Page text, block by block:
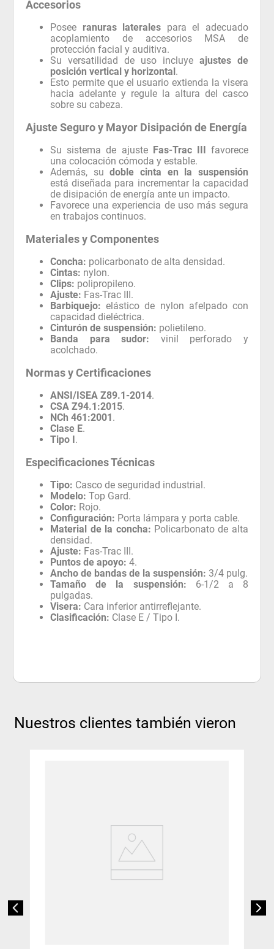
Accesorios
Posee ranuras laterales para el adecuado
acoplamiento de accesorios MSA de
protección facial y auditiva.
Su versatilidad de uso incluye ajustes de
posición vertical y horizontal.
Esto permite que el usuario extienda la visera
hacia adelante y regule la altura del casco
sobre su cabeza.
Ajuste Seguro y Mayor Disipación de Energía
Su sistema de ajuste Fas-Trac III favorece
una colocación cómoda y estable.
Además, sudoble cinta en la suspensión
está diseñada para incrementar la capacidad
de disipación de energía ante un impacto.
Favorece una experiencia de uso más segura
en trabajos continuos.
Materiales y Componentes
Concha: policarbonato de alta densidad.
Cintas: nylon.
Clips: polipropileno.
Ajuste: Fas-Trac III.
Barbiquejo: elástico de nylon afelpado con
capacidad dieléctrica.
Cinturón de suspensión: polietileno.
Banda para sudor: vinil perforado y
acolchado.
Normas y Certificaciones
ANSI/ISEA Z89.1-2014.
CSA Z94.1:2015.
NCh 461:2001.
Clase E.
Tipo I.
Especificaciones Técnicas
Tipo: Casco de seguridad industrial.
Modelo: Top Gard.
Color: Rojo.
Configuración: Porta lámpara y porta cable.
Material de la concha: Policarbonato de alta
densidad.
Ajuste: Fas-Trac III.
Puntos de apoyo: 4.
Ancho de bandas de la suspensión: 3/4 pulg.
Tamaño de la suspensión: 6-1/2 a 8
pulgadas.
Visera: Cara inferior antirreflejante.
Clasificación: Clase E / Tipo I.
Nuestros clientes también vieron